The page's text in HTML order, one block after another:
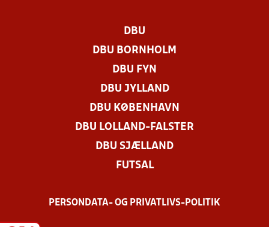
DBU
DBU BORNHOLM
DBU FYN
DBU JYLLAND
DBU KØBENHAVN
DBU LOLLAND-FALSTER
DBU SJÆLLAND
FUTSAL
PERSONDATA- OG PRIVATLIVS-POLITIK